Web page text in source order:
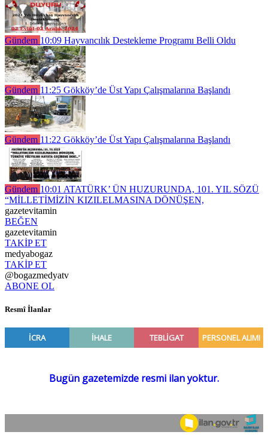
Gündem 10:09 Hayvancılık Destekleme Programı Belli Oldu
Gündem 11:25 Gökköy’de Üst Yapı Çalışmalarına Başlandı
Gündem 11:22 Gökköy’de Üst Yapı Çalışmalarına Başlandı
Gündem 10:01 ATATÜRK’ ÜN HUZURUNDA, 101. YIL SÖZÜ
“MİLLETİMİZİN KIZILELMASINA DÖNÜŞEN,
gazetevitamin
BEĞEN
gazetevitamin
TAKİP ET
medyabogaz
TAKİP ET
@bogazmedyatv
ABONE OL
Resmî İlanlar